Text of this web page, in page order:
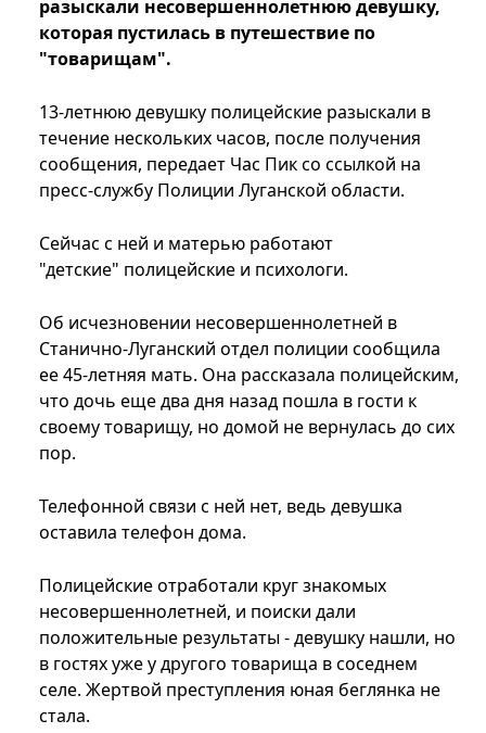
разыскали несовершеннолетнюю девушку,
которая пустилась в путешествие по
"товарищам".
13-летнюю девушку полицейские разыскали в
течение нескольких часов, после получения
сообщения, передает Час Пик со ссылкой на
пресс-службу Полиции Луганской области.
Сейчас с ней и матерью работают
"детские" полицейские и психологи.
Об исчезновении несовершеннолетней в
Станично-Луганский отдел полиции сообщила
ее 45-летняя мать. Она рассказала полицейским,
что дочь еще два дня назад пошла в гости к
своему товарищу, но домой не вернулась до сих
пор.
Телефонной связи с ней нет, ведь девушка
оставила телефон дома.
Полицейские отработали круг знакомых
несовершеннолетней, и поиски дали
положительные результаты - девушку нашли, но
в гостях уже у другого товарища в соседнем
селе. Жертвой преступления юная беглянка не
стала.